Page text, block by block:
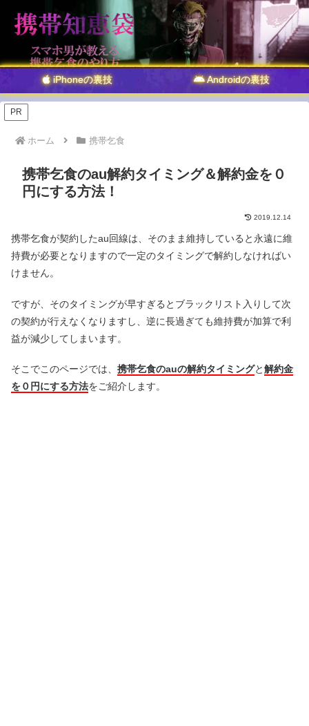
iPhoneの裏技 Androidの裏技
PR
ホーム 携帯乞食
携帯乞食のau解約タイミング＆解約金を０
円にする方法！
2019.12.14
携帯乞食が契約したau回線は、そのまま維持していると永遠に維
持費が必要となりますので一定のタイミングで解約しなければい
けません。
ですが、そのタイミングが早すぎるとブラックリスト入りして次
の契約が行えなくなりますし、逆に長過ぎても維持費が加算で利
益が減少してしまいます。
そこでこのページでは、 携帯乞食のauの解約タイミングと解約金
を０円にする方法をご紹介します。